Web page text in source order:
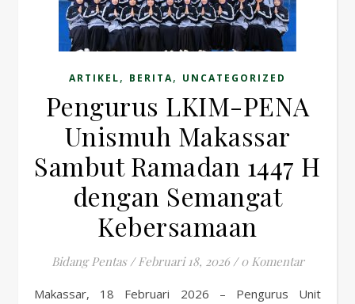
ARTIKEL, BERITA, UNCATEGORIZED
Pengurus LKIM-PENA
Unismuh Makassar
Sambut Ramadan 1447 H
dengan Semangat
Kebersamaan
Bidang Pentas / Februari 18, 2026 / 0 Komentar
Makassar, 18 Februari 2026 – Pengurus Unit